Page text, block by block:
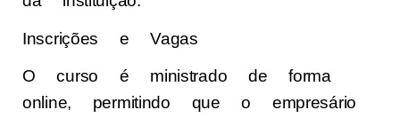
Inscrições e Vagas
O curso é ministrado de forma
online, permitindo que o empresário